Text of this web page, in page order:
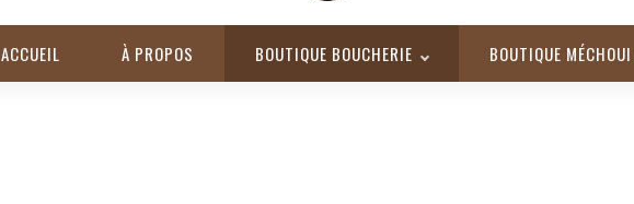
ACCUEIL À PROPOS BOUTIQUE BOUCHERIE BOUTIQUE